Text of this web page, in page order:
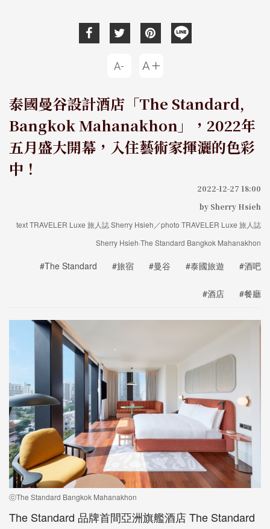
泰國曼谷設計酒店「The Standard,
Bangkok Mahanakhon」，2022年
五月盛大開幕，入住藝術家揮灑的色彩
中！
2022-12-27 18:00
by Sherry Hsieh
text TRAVELER Luxe 旅人誌 Sherry Hsieh／photo TRAVELER Luxe 旅人誌
Sherry Hsieh·The Standard Bangkok Mahanakhon
#The Standard #旅宿 #曼谷 #泰國旅遊 #酒吧
#酒店 #餐廳
ⓒThe Standard Bangkok Mahanakhon
The Standard 品牌首間亞洲旗艦酒店 The Standard